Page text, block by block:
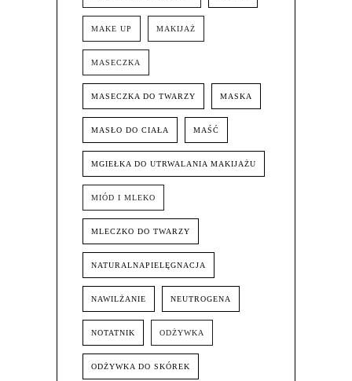
MAKE UP MAKIJAŻ
MASECZKA
MASECZKA DO TWARZY MASKA
MASŁO DO CIAŁA MAŚĆ
MGIEŁKA DO UTRWALANIA MAKIJAŻU
MIÓD I MLEKO
MLECZKO DO TWARZY
NATURALNAPIELĘGNACJA
NAWILŻANIE NEUTROGENA
NOTATNIK ODŻYWKA
ODŻYWKA DO SKÓREK